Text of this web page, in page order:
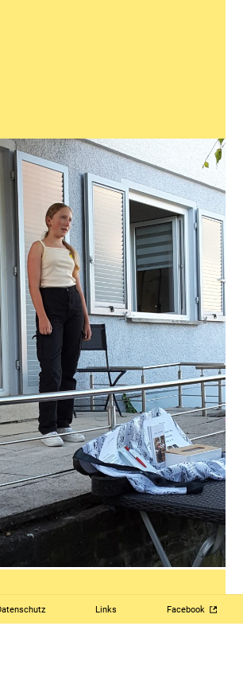
Links Facebook